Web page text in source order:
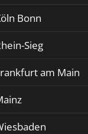
Bonn
Sieg
am Main